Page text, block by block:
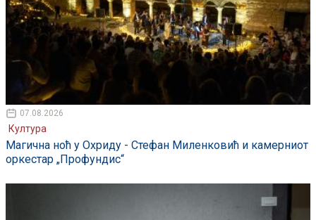
07.08.2026
Култура
Магична ноћ у Охриду - Стефан Миленковић и камерниот
оркестар „Профундис“